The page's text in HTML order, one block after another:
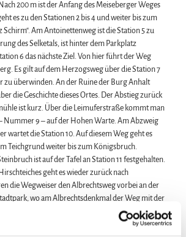
200 m ist der Anfang des Meiseberger Weges
es zu den Stationen 2 bis 4 und weiter bis zum
Schirm“. Am Antoinettenweg ist die Station 5 zu
des Selketals, ist hinter dem Parkplatz
6 das nächste Ziel. Von hier führt der Weg
Es gilt auf dem Herzogsweg über die Station 7
zu überwinden. An der Ruine der Burg Anhalt
die Geschichte dieses Ortes. Der Abstieg zurück
ist kurz. Über die Leimuferstraße kommt man
Nummer 9 – auf der Hohen Warte. Am Abzweig
wartet die Station 10. Auf diesem Weg geht es
Teichgrund weiter bis zum Königsbruch.
ist auf der Tafel an Station 11 festgehalten.
geht es wieder zurück nach
die Wegweiser den Albrechtsweg vorbei an der
wo am Albrechtsdenkmal der Weg mit der